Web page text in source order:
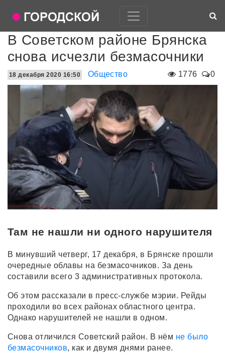
В Советском районе Брянска
снова исчезли безмасочники
1776 0
18 декабря 2020 16:50 Общество
Там не нашли ни одного нарушителя
В минувший четверг, 17 декабря, в Брянске прошли
очередные облавы на безмасочников. За день
составили всего 3 административных протокола.
Об этом рассказали в пресс-службе мэрии. Рейды
проходили во всех районах областного центра.
Однако нарушителей не нашли в одном.
Снова отличился Советский район. В нём не было
безмасочников, как и двумя днями ранее.